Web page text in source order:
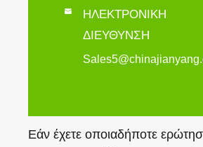

ΗΛΕΚΤΡΟΝΙΚΗ
ΔΙΕΥΘΥΝΣΗ
Εάν έχετε οποιαδήποτε